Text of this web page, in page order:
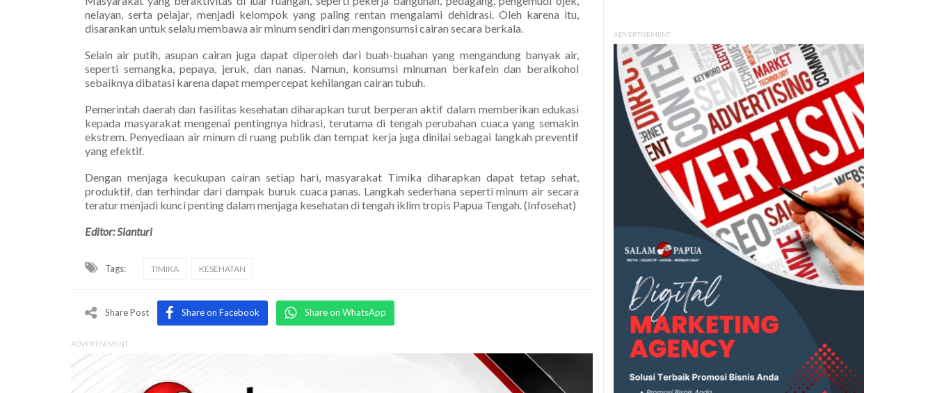
nelayan, serta pelajar, menjadi kelompok yang paling rentan mengalami dehidrasi. Oleh karena itu,
disarankan untuk selalu membawa air minum sendiri dan mengonsumsi cairan secara berkala.
Selain air putih, asupan cairan juga dapat diperoleh dari buah-buahan yang mengandung banyak air,
seperti semangka, pepaya, jeruk, dan nanas. Namun, konsumsi minuman berkafein dan beralkohol
sebaiknya dibatasi karena dapat mempercepat kehilangan cairan tubuh.
Pemerintah daerah dan fasilitas kesehatan diharapkan turut berperan aktif dalam memberikan edukasi
kepada masyarakat mengenai pentingnya hidrasi, terutama di tengah perubahan cuaca yang semakin
ekstrem. Penyediaan air minum di ruang publik dan tempat kerja juga dinilai sebagai langkah preventif
yang efektif.
Dengan menjaga kecukupan cairan setiap hari, masyarakat Timika diharapkan dapat tetap sehat,
produktif, dan terhindar dari dampak buruk cuaca panas. Langkah sederhana seperti minum air secara
teratur menjadi kunci penting dalam menjaga kesehatan di tengah iklim tropis Papua Tengah. (Infosehat)
Editor: Sianturi
Tags: TIMIKA KESEHATAN
Share Post Share on Facebook Share on WhatsApp
ADVERTISEMENT
ADVERTISEMENT